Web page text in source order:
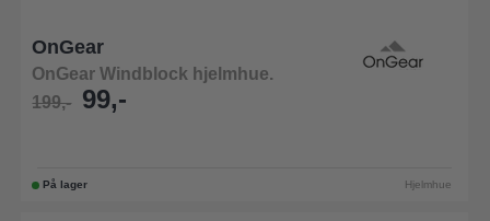
OnGear
OnGear Windblock hjelmhue.
199,-
99,-
På lager Hjelmhue